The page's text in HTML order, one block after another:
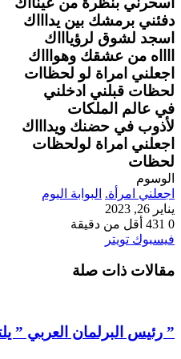
دفئني برمشك بين يداااك
اسجد لشوق لرؤياااك
ااااه من عشقك وهواااك
اجعلني امراة لو لحظاات
لحظات قبلني ادخلني
في عالم الملكات
لأذوب في حضنك ويداااك
اجعلني امراة لولحظات
لحظات
الوسوم
اجعلني امرأة. البوابة اليوم
يناير 26, 2023
0
أقل من دقيقة
فيسبوك تويتر
البريد
مقالات ذات صلة
” رئيس البرلمان العربي ”